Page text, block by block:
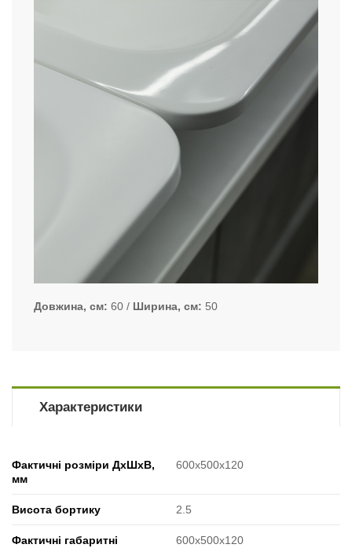
Довжина, см 60 Ширина, см 50
Характеристики
Фактичні розміри ДхШхВ,
мм
600x500x120
Висота бортику 2.5
Фактичні габаритні
600x500x120